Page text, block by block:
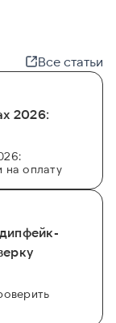
Все статьи
2026:
на оплату